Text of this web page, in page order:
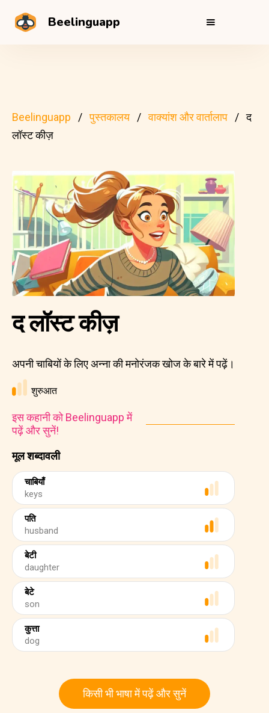
Beelinguapp
Beelinguapp पुस्तकालय वाक्यांश और वार्तालाप
द
लॉस्ट कीज़
मूल शब्दावली
चाबियाँ
keys
पति
husband
बेटी
daughter
बेटे
son
कुत्ता
dog
द लॉस्ट कीज़
अपनी चाबियों के लिए अन्ना की मनोरंजक खोज के बारे में पढ़ें।
शुरुआत
इस कहानी को Beelinguapp में
पढ़ें और सुनें!
किसी भी भाषा में पढ़ें और सुनें